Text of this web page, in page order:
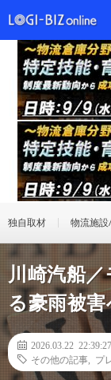
独自取材 物流施
川崎汽船
る豪雨被
2026.03.22 22:39:27
その他の記事
プ